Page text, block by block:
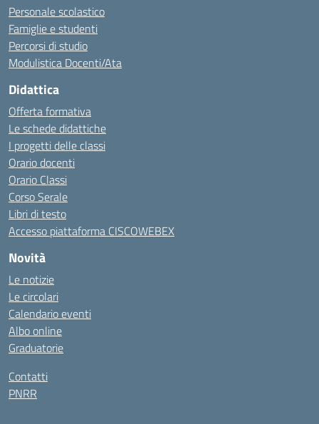
Personale scolastico
Famiglie e studenti
Percorsi di studio
Modulistica Docenti/Ata
Didattica
Offerta formativa
Le schede didattiche
I progetti delle classi
Orario docenti
Orario Classi
Corso Serale
Libri di testo
Accesso piattaforma CISCOWEBEX
Novità
Le notizie
Le circolari
Calendario eventi
Albo online
Graduatorie
Contatti
PNRR